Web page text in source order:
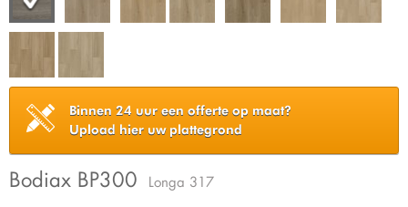
Binnen 24 uur een offerte op maat?
Upload hier uw plattegrond
Bodiax BP300 Longa 317